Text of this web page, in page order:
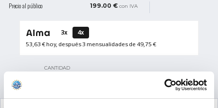
Precio al público 199.00 € con IVA
3x
4x
53,63 €hoy, después 3 mensualidades de 49,75 €
CANTIDAD